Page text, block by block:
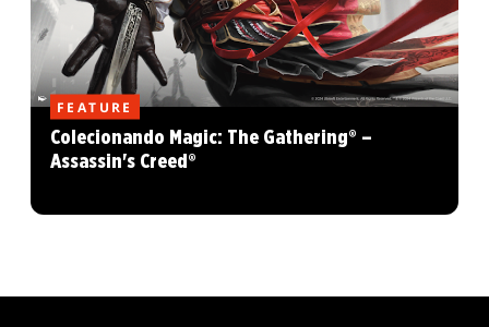
FEATURE
Colecionando Magic: The Gathering® –
Assassin's Creed®